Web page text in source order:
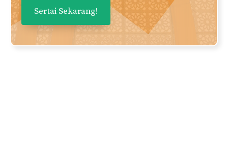
Daftarkan nama dan email anda
untuk mendapatkan panduan dan
perkongsian berkualiti terus ke